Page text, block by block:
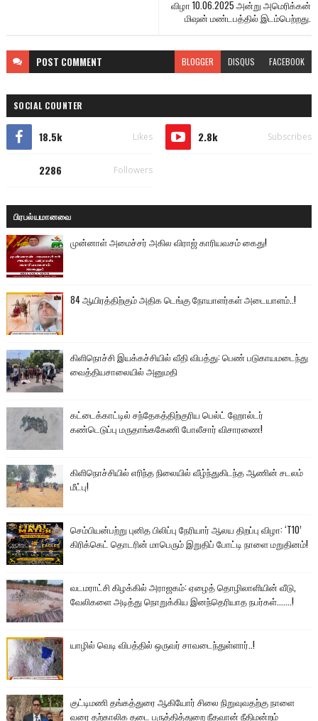
விழா 10.06.2025 அன்று அமெரிக்கன்
மிஷன் மண்டபத்தில் இடம்பெற்றது.
POST COMMENT BLOGGER DISQUS FACEBOOK
SOCIAL COUNTER
18.5k Likes 2.8k Subscribes
2286 Followers
பிரபல்யமானவை
முன்னாள் அமைச்சர் அகில விராஜ் காரியவசம் கைது!
84 ஆயிரத்திற்கும் அதிக டெங்கு நோயாளர்கள் அடையாளம்..!
கிளிநொச்சி இயக்கச்சியில் வீதி விபத்து: பெண் படுகாயமடைந்து
வைத்தியசாலையில் அனுமதி
கட்டைக்காட்டில் சந்தேகத்திற்குரிய பெல்ட் ஹோல்டர்
கண்டெடுப்பு மருதாங்ககேணி போலீசார் விசாரணை!
கிளிநொச்சியில் எரிந்த நிலையில் வீழ்ந்துகிடந்த ஆணின் சடலம்
மீட்பு!
செம்பியன்பற்று புனித பிலிப்பு நேரியார் ஆலய திறப்பு விழா: ‘T10’
கிரிக்கெட் தொடரின் மாபெரும் இறுதிப் போட்டி நாளை மறுதினம்!
வடமராட்சி கிழக்கில் அராஜகம்: ஏழைத் தொழிலாளியின் வீடு,
வேலிகளை அடித்து நொறுக்கிய இனந்தெரியாத நபர்கள்.......!
யாழில் வெடி விபத்தில் ஒருவர் சாவடைந்துள்ளார்..!
குட்டிமணி தங்கத்துரை ஆகியோர் சிலை நிறுவுவதற்கு நாளை
வரை தற்காலிக தடை பருத்தித்துறை நீதவான் நீதிமன்றம்